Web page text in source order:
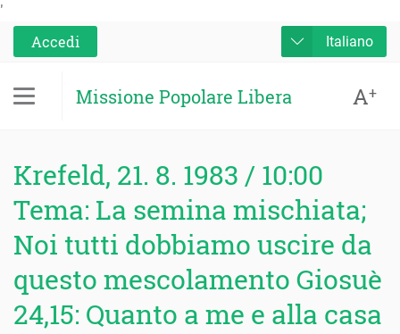
'
Accedi
Italiano
Missione Popolare Libera A+
Krefeld, 21. 8. 1983 / 10:00
Tema: La semina mischiata;
Noi tutti dobbiamo uscire da
questo mescolamento Giosuè
24,15: Quanto a me e alla casa